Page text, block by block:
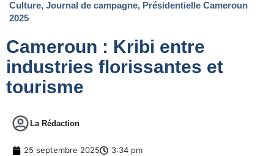
Culture, Journal de campagne, Présidentielle Cameroun
2025
Cameroun : Kribi entre
industries florissantes et
tourisme
La Rédaction
25 septembre 2025 3:34 pm